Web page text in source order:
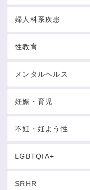
婦人科系疾患
性教育
メンタルヘルス
妊娠・育児
不妊・妊よう性
LGBTQIA+
SRHR